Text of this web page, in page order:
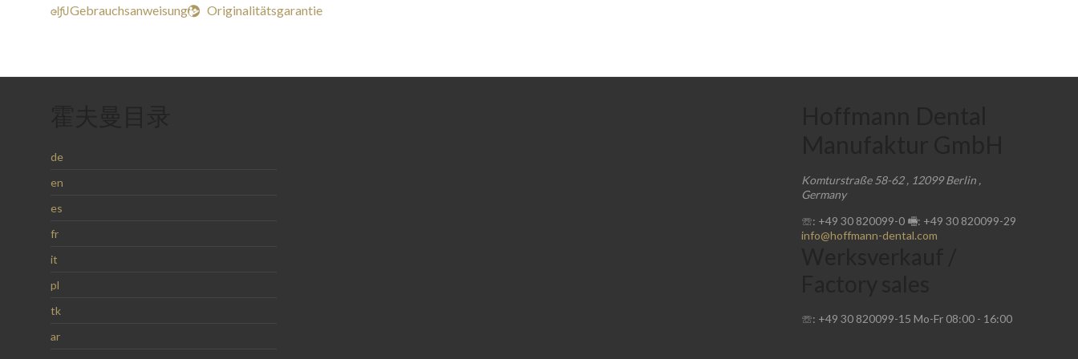
Gebrauchsanweisung Originalitätsgarantie
de
en
es
fr
it
pl
tk
ar
Komturstraße 58-62, 12099 Berlin ,
Germany
☏: +49 30 820099-0 🖷: +49 30 820099-29
info@hoffmann-dental.com
☏: +49 30 820099-15 Mo-Fr 08:00 - 16:00